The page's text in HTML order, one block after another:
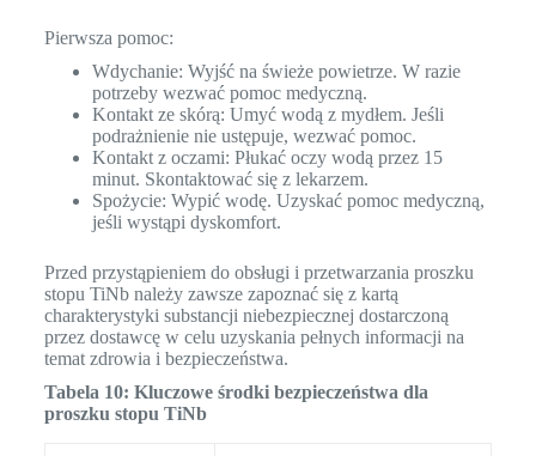
Pierwsza pomoc:
Wdychanie: Wyjść na świeże powietrze. W razie
potrzeby wezwać pomoc medyczną.
Kontakt ze skórą: Umyć wodą z mydłem. Jeśli
podrażnienie nie ustępuje, wezwać pomoc.
Kontakt z oczami: Płukać oczy wodą przez 15
minut. Skontaktować się z lekarzem.
Spożycie: Wypić wodę. Uzyskać pomoc medyczną,
jeśli wystąpi dyskomfort.
Przed przystąpieniem do obsługi i przetwarzania proszku
stopu TiNb należy zawsze zapoznać się z kartą
charakterystyki substancji niebezpiecznej dostarczoną
przez dostawcę w celu uzyskania pełnych informacji na
temat zdrowia i bezpieczeństwa.
Tabela 10: Kluczowe środki bezpieczeństwa dla
proszku stopu TiNb